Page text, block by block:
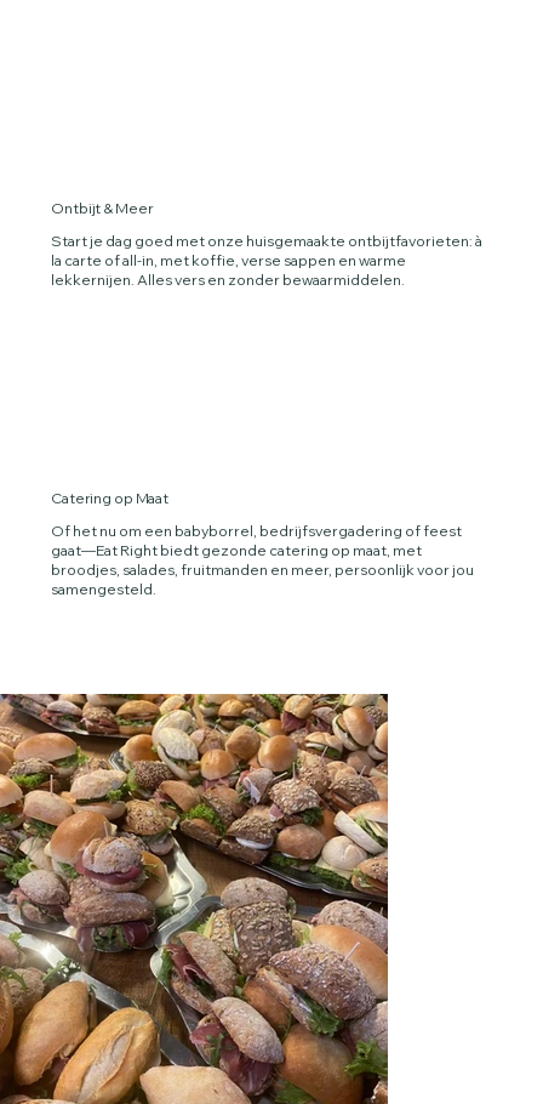
Ontbijt & Meer
Start je dag goed met onze huisgemaakte ontbijtfavorieten: à
la carte of all‑in, met koffie, verse sappen en warme
lekkernijen. Alles vers en zonder bewaarmiddelen.
Catering op Maat
Of het nu om een babyborrel, bedrijfsvergadering of feest
gaat—Eat Right biedt gezonde catering op maat, met
broodjes, salades, fruitmanden en meer, persoonlijk voor jou
samengesteld.